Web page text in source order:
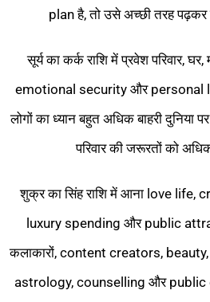
plan है, तो उसे अच्छी तरह पढ़कर
सूर्य का कर्क राशि में प्रवेश परिवार, घर,
emotional security और personal
लोगों का ध्यान बहुत अधिक बाहरी दुनिया
परिवार की जरूरतों को
शुक्र का सिंह राशि में आना love life,
luxury spending और public
कलाकारों, content creators,
astrology, counselling और public